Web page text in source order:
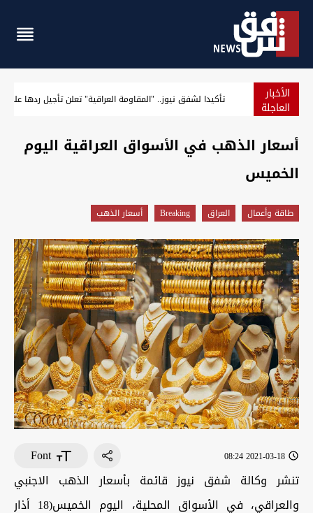
الأخبار
العاجلة واشنطن تفرض عقوبات على منصات لـ"عملات مشفرة" تمول
أسعار الذهب في الأسواق العراقية اليوم
الخميس
طاقة وأعمال العراق Breaking أسعار الذهب
2021-03-18 08:24
Font
تنشر وكالة شفق نيوز قائمة بأسعار الذهب الاجنبي
والعراقي، في الأسواق المحلية، اليوم الخميس(18 أذار